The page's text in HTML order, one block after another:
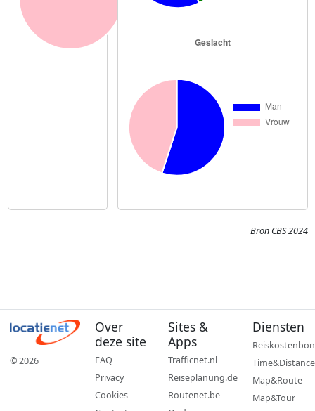
Bron CBS 2024
© 2026
Over
deze site
FAQ
Privacy
Cookies
Sites &
Apps
Trafficnet.nl
Reiseplanung.de
Routenet.be
Diensten
Reiskostenbon
Time&Distance
Map&Route
Map&Tour